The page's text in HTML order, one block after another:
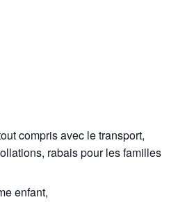
compris avec le transport,
rabais pour les familles
enfant,